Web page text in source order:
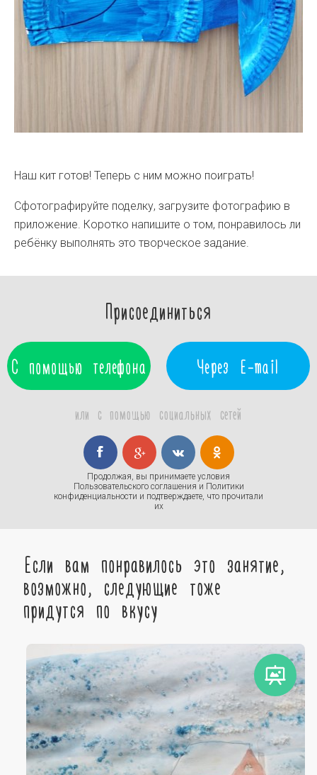
Наш кит готов! Теперь с ним можно поиграть!
Сфотографируйте поделку, загрузите фотографию в
приложение. Коротко напишите о том, понравилось ли
ребёнку выполнять это творческое задание.
Присоединиться
С помощью телефона Через E-mail
или с помощью социальных сетей
Продолжая, вы принимаете условия
Пользовательского соглашения и Политики
конфиденциальности и подтверждаете, что прочитали
их
Если вам понравилось это занятие,
возможно, следующие тоже
придутся по вкусу